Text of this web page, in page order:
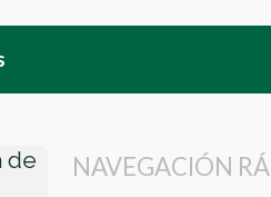
NAVEGACIÓN
de